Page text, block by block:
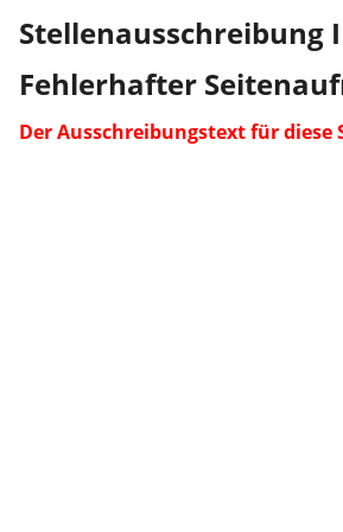
Stellenausschreibung
Fehlerhafter
Der Ausschreibungstext für